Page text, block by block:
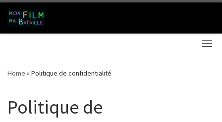
Skip to content
Home »Politique de confidentialité
Politique de